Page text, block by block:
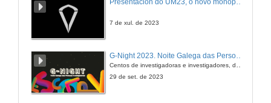
7 de xul. de 2023
G-Night 2023. Noite Galega das Persoas Investigadoras. Conciencias creativas
29 de set. de 2023